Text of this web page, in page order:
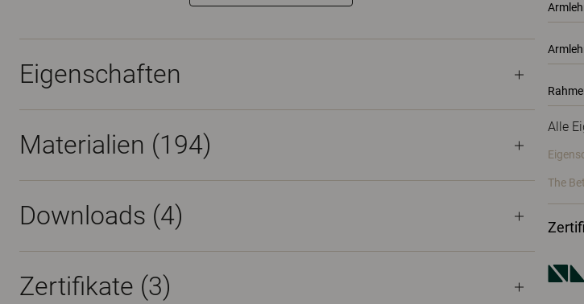
Alle
The
Eigenschaften
Materialien (194)
Downloads (4)
Zertifikate (3)